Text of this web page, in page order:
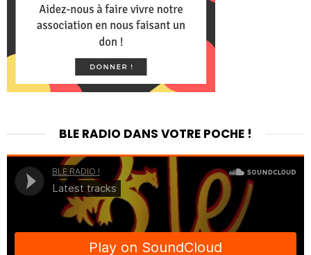
BLE RADIO DANS VOTRE POCHE !